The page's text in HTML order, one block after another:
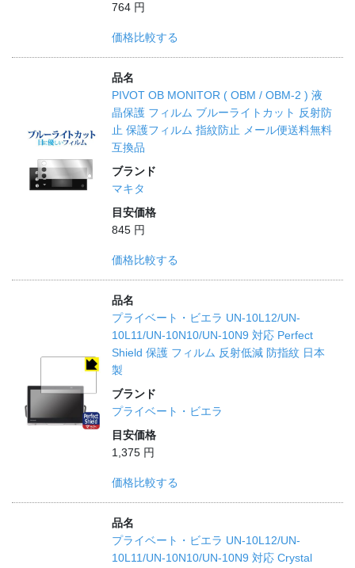
764 円
価格比較する
品名
PIVOT OB MONITOR ( OBM / OBM-2 ) 液
晶保護 フィルム ブルーライトカット 反射防
止 保護フィルム 指紋防止 メール便送料無料
互換品
ブランド
マキタ
目安価格
845 円
価格比較する
品名
プライベート・ビエラ UN-10L12/UN-
10L11/UN-10N10/UN-10N9 対応 Perfect
Shield 保護 フィルム 反射低減 防指紋 日本
製
ブランド
プライベート・ビエラ
目安価格
1,375 円
価格比較する
品名
プライベート・ビエラ UN-10L12/UN-
10L11/UN-10N10/UN-10N9 対応 Crystal